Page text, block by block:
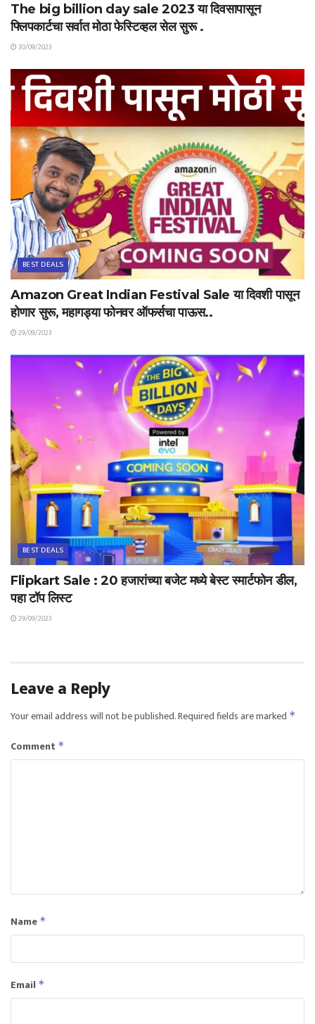
The big billion day sale 2023 या दिवसापासून
फ्लिपकार्टचा सर्वात मोठा फेस्टिव्हल सेल सुरू .
30/09/2023
BEST DEALS
Amazon Great Indian Festival Sale या दिवशी पासून
होणार सुरू, महागड्या फोनवर ऑफर्सचा पाऊस..
29/09/2023
BEST DEALS
Flipkart Sale : 20 हजारांच्या बजेट मध्ये बेस्ट स्मार्टफोन डील,
पहा टॉप लिस्ट
29/09/2023
Leave a Reply
Your email address will not be published.Required fields are marked *
Comment *
Name *
Email *